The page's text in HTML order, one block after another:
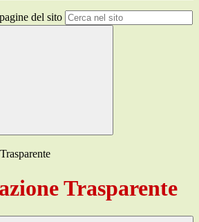
del sito
Trasparente